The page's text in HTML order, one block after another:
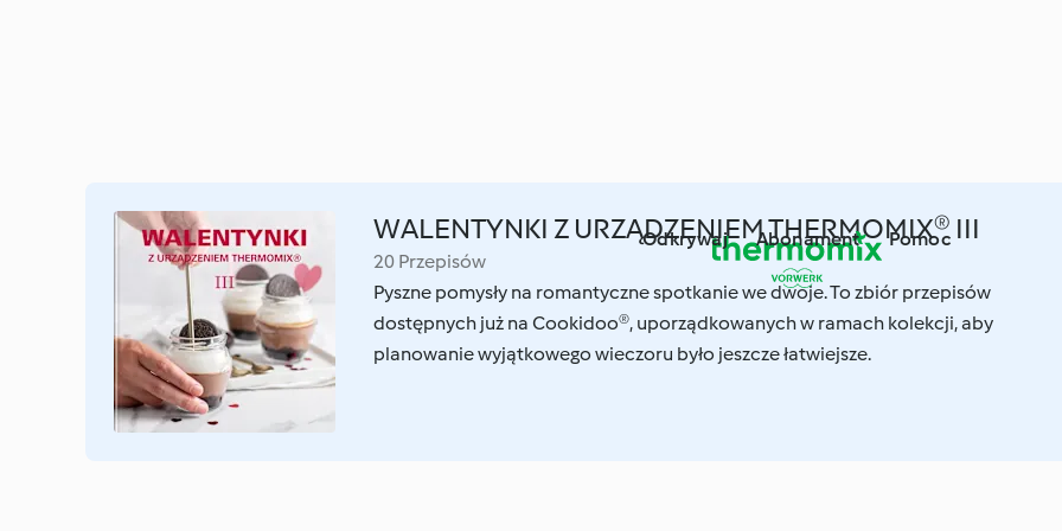
Odkrywaj Abonament Pomoc
WALENTYNKI Z URZĄDZENIEM THERMOMIX® III
20 Przepisów
Pyszne pomysły na romantyczne spotkanie we dwoje. To zbiór przepisów
dostępnych już na Cookidoo®, uporządkowanych w ramach kolekcji, aby
planowanie wyjątkowego wieczoru było jeszcze łatwiejsze.